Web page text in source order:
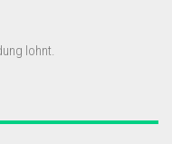
lohnt.